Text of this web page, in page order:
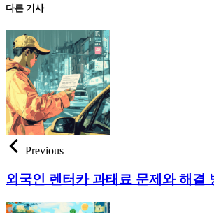
다른 기사
Previous
외국인 렌터카 과태료 문제와 해결